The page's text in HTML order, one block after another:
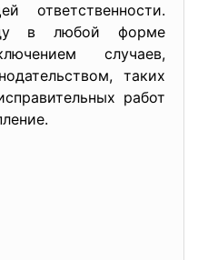
ответственности.
в любой форме
случаев,
таких
работ